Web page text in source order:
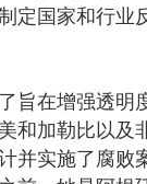
定国家和行业
旨在增强透明
和加勒比以及
并实施了腐败